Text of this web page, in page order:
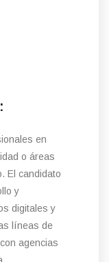
en
o áreas
El candidato
y
digitales y
líneas de
agencias